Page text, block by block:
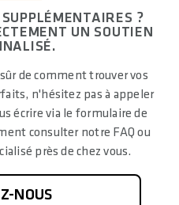
?
UN SOUTIEN
de comment trouver vos
n'hésitez pas à appeler
écrire via le formulaire de
consulter notre FAQ ou
près de chez vous.
NOUS